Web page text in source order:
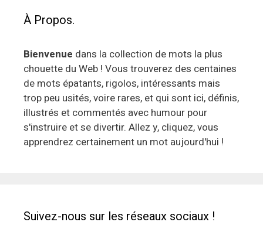
À Propos.
Bienvenue dans la collection de mots la plus
chouette du Web ! Vous trouverez des centaines
de mots épatants, rigolos, intéressants mais
trop peu usités, voire rares, et qui sont ici, définis,
illustrés et commentés avec humour pour
s'instruire et se divertir. Allez y, cliquez, vous
apprendrez certainement un mot aujourd'hui !
Suivez-nous sur les réseaux sociaux !